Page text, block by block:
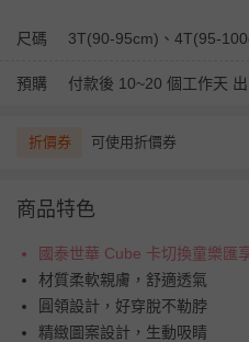
尺碼
預購 付款後 10~20 個工作天
折價券 可使用折價券
商品特色
國泰世華 Cube 卡切換童樂匯
材質柔軟親膚，舒適透氣
圓領設計，好穿脫不勒脖
精緻圖案設計，生動吸睛